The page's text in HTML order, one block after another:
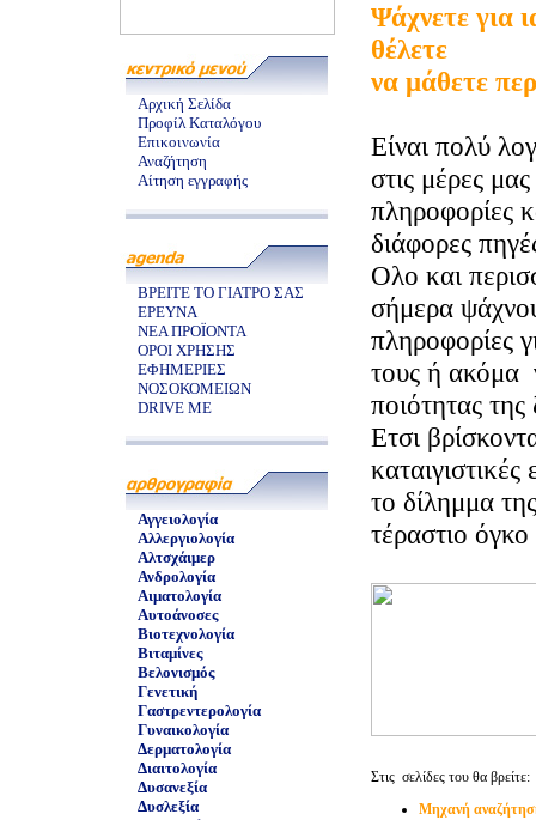
Αρχική Σελίδα
Προφίλ Καταλόγου
Επικοινωνία
Αναζήτηση
Αίτηση εγγραφής
ΒΡΕΙΤΕ ΤΟ ΓΙΑΤΡΟ ΣΑΣ
ΕΡΕΥΝΑ
ΝΕΑ ΠΡΟΪΟΝΤΑ
ΟΡΟΙ ΧΡΗΣΗΣ
ΕΦΗΜΕΡΙΕΣ
ΝΟΣΟΚΟΜΕΙΩΝ
DRIVE ME
Αγγειολογία
Αλλεργιολογία
Αλτσχάιμερ
Ανδρολογία
Αιματολογία
Αυτοάνοσες
Βιοτεχνολογία
Βιταμίνες
Βελονισμός
Γενετική
Γαστρεντερολογία
Γυναικολογία
Δερματολογία
Διαιτολογία
Δυσανεξία
Δυσλεξία
Ψάχνετε για
θέλετε
να μάθετε
Είναι πολύ
στις μέρες
πληροφορίες
διάφορες
Ολο και
σήμερα
πληροφορίες
τους ή ακόμα
ποιότητας
Ετσι
καταιγιστικές
το δίλημμα
τέραστιο
Στις σελίδες του θα βρείτε:
Μηχανή